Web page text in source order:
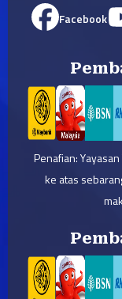
Facebook
Penafian:
ke atas